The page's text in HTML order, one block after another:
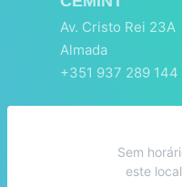
Av. Cristo Rei 23A
Almada
+351 937 289 144
Sem
este